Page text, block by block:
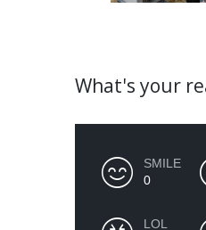
What's your
0
SMILE
LOL